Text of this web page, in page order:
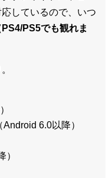
しているので、いつ
PS4/PS5でも観れま
6.0以降）
）